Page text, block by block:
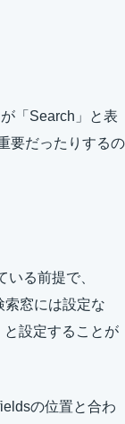
「Search」と表
要だったりするの
いる前提で、
索窓には設定な
と設定することが
の位置と合わ